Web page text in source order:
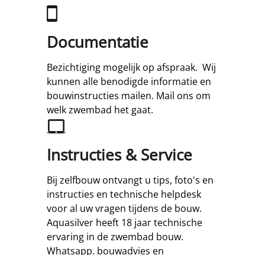
Documentatie
Bezichtiging mogelijk op afspraak. Wij
kunnen alle benodigde informatie en
bouwinstructies mailen. Mail ons om
welk zwembad het gaat.
Instructies & Service
Bij zelfbouw ontvangt u tips, foto's en
instructies en technische helpdesk
voor al uw vragen tijdens de bouw.
Aquasilver heeft 18 jaar technische
ervaring in de zwembad bouw.
Whatsapp. bouwadvies en